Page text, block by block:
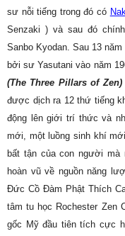
sư nỗi tiếng trong đó có
Senzaki ) và sau đó
Sanbo Kyodan. Sau 13
bởi sư Yasutani vào năm
(The Three Pillars of Zen)
được dịch ra 12 thứ tiếng
động lên giới trí thức và
mới, một luồng sinh khí
bất tận của con người
hoàn vũ về nguồn năng
Đức Cồ Đàm Phật Thích
tâm tu học Rochester Zen
gốc Mỹ đầu tiên tích cực